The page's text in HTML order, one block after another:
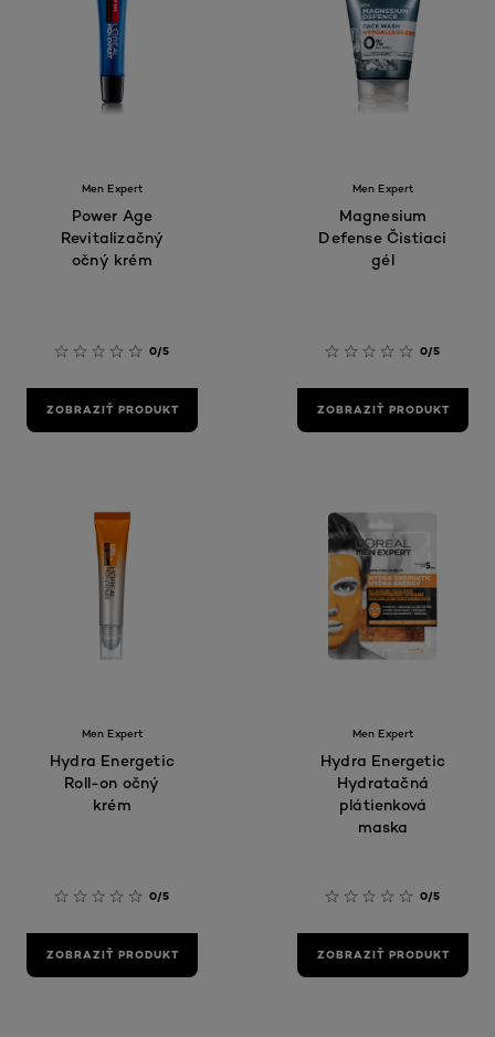
Men Expert
Power Age
Revitalizačný
očný krém
0/5
ZOBRAZIŤ PRODUKT
Men Expert
Magnesium
Defense Čistiaci
gél
0/5
ZOBRAZIŤ PRODUKT
Men Expert
Hydra Energetic
Roll-on očný
krém
0/5
ZOBRAZIŤ PRODUKT
Men Expert
Hydra Energetic
Hydratačná
plátienková
maska
0/5
ZOBRAZIŤ PRODUKT